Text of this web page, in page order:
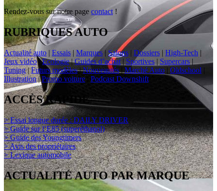
Rendez-vous sur notre page contact!
RUBRIQUES AUTO
Actualité auto | Essais | Marques |Salons | Dossiers | High-Tech |
Jeux vidéo|Ecologie|Guides d’achat | Sportives | Supercars |
Tuning|Futurs modèles|Nouveautés| Marché Auto | Oldschool |
Illustration|Promo voiture Podcast Downshift
ACCÈS RAPIDE
> Essai longue durée : DAILY DRIVER
> Guide sur l’E85 (superéthanol)
> Guide des Youngtimers
> Avis des propriétaires
> Lexique automobile
ACTUALITÉ AUTO PAR MARQUE